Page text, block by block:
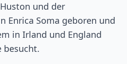
und der
Enrica Soma geboren und
in Irland und England
besucht.